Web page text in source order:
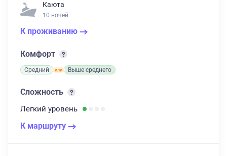
Каюта
10 ночей
К проживанию
Комфорт
Средний Выше среднего
Сложность
Легкий уровень
К маршруту